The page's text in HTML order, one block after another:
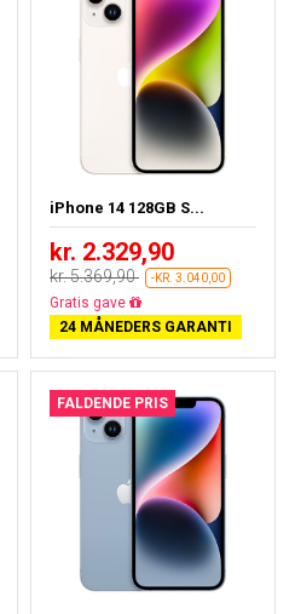
iPhone 14 128GB S...
kr. 2.329,90
kr. 5.369,90 -KR. 3.040,00
Gratis fragt
24 MÅNEDERS GARANTI
FALDENDE PRIS